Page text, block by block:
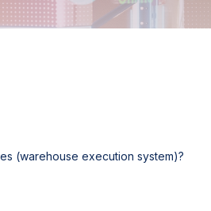
(warehouse execution system)?